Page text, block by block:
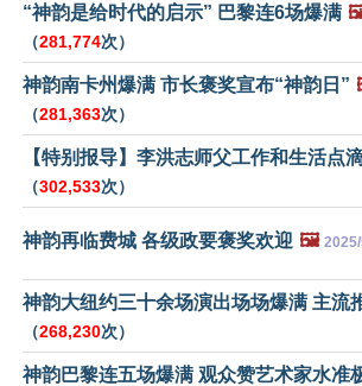
“神韵是给时代的启示” 巴黎连6场爆满
（281,774次）
神韵南卡州爆满 市长褒奖宣布“神韵日”
（281,363次）
【特别报导】李洪志师父工作和生活点
（302,533次）
神韵再临费城 各级政要褒奖欢迎 🖼️
神韵大纽约三十余场演出场场爆满 主流
（268,230次）
神韵巴黎连五场爆满 观众赞艺术家水准